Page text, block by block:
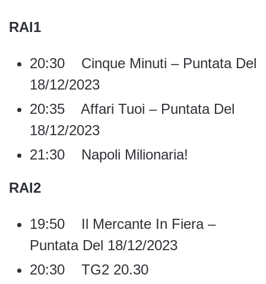
RAI1
20:30 Cinque Minuti – Puntata Del
18/12/2023
20:35 Affari Tuoi – Puntata Del
18/12/2023
21:30 Napoli Milionaria!
RAI2
19:50 Il Mercante In Fiera –
Puntata Del 18/12/2023
20:30 TG2 20.30